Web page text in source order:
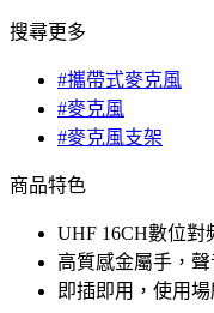
搜尋更多
#攜帶式麥克風
#麥克風
#麥克風支架
商品特色
UHF 16CH數位對
高質感金屬手，
即插即用，使用